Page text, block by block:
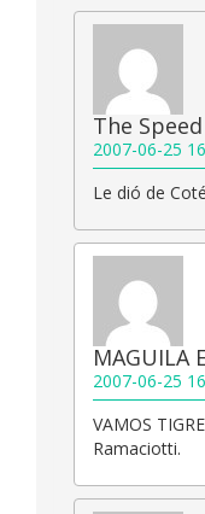
The
2007-06-25
Le dió de Coté
MAGUILA
2007-06-25
VAMOS
Ramaciotti.